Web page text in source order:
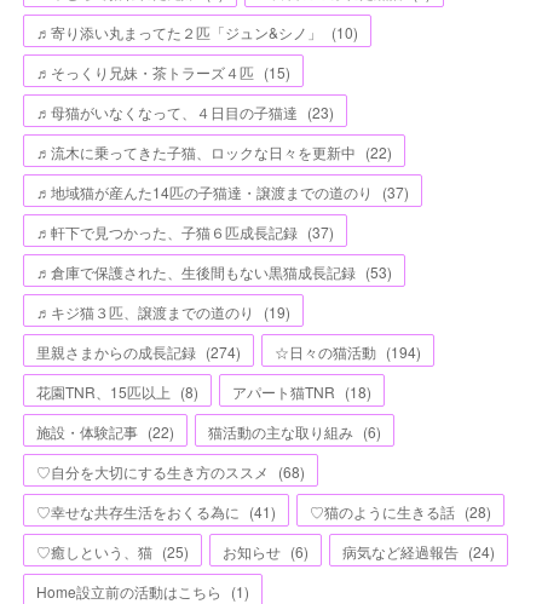
♬寄り添い丸まってた２匹「ジュン&シノ」
(10)
♬そっくり兄妹・茶トラーズ４匹 (15)
♬母猫がいなくなって、４日目の子猫達 (23)
♬流木に乗ってきた子猫、ロックな日々を更新中 (22)
♬地域猫が産んた14匹の子猫達・譲渡までの道のり
(37)
♬軒下で見つかった、子猫６匹成長記録 (37)
♬倉庫で保護された、生後間もない黒猫成長記録 (53)
♬キジ猫３匹、譲渡までの道のり
(19)
里親さまからの成長記録 (274) ☆日々の猫活動 (194)
花園TNR、15匹以上 (8) アパート猫TNR (18)
施設・体験記事 (22) 猫活動の主な取り組み (6)
♡自分を大切にする生き方のススメ
(68)
♡幸せな共存生活をおくる為に (41) ♡猫のように生きる話 (28)
♡癒しという、猫 (25) お知らせ (6) 病気など経過報告 (24)
Home設立前の活動はこちら
(1)